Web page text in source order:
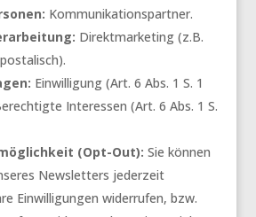
Kommunikationspartner.
Direktmarketing (z.B.
Einwilligung (Art. 6 Abs. 1 S. 1
Interessen (Art. 6 Abs. 1 S.
(Opt-Out): Sie können
Newsletters jederzeit
Einwilligungen widerrufen, bzw.